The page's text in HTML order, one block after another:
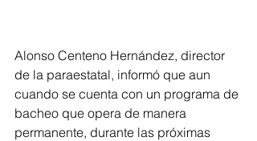
Alonso Centeno Hernández, director
de la paraestatal, informó que aun
cuando se cuenta con un programa de
bacheo que opera de manera
permanente, durante las próximas